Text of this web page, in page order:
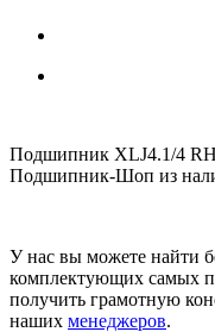
Подшипник XLJ4.1/4
Подшипник-Шоп из
У нас вы можете найти
комплектующих самых
получить грамотную
наших менеджеров.